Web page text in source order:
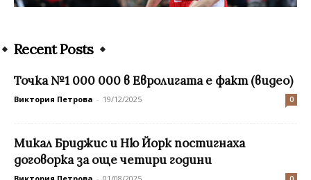
Recent Posts
Точка №1 000 000 в Евролигата е факт (видео)
Виктория Петрова - 19/12/2025 0
Микал Бриджис и Ню Йорк постигнаха
договорка за още четири години